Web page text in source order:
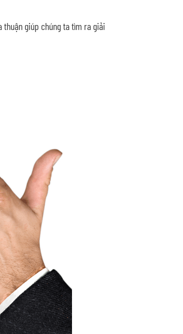
thuận giúp chúng ta tìm ra giải